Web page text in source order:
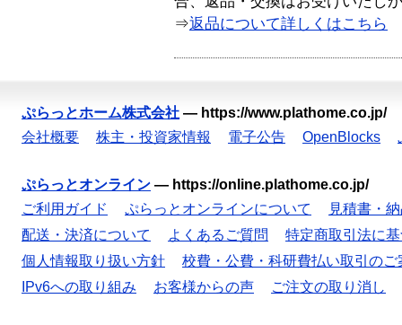
⇒返品について詳しくはこちら
ぷらっとホーム株式会社 — https://www.plathome.co.jp/
会社概要
株主・投資家情報 電子公告 OpenBlocks
ぷらっとオンライン — https://online.plathome.co.jp/
ご利用ガイド
ぷらっとオンラインについて
見積書・
配送・決済について
よくあるご質問
特定商取引法に
個人情報取り扱い方針
校費・公費・科研費払い取引のご
IPv6への取り組み
お客様からの声 ご注文の取り消し